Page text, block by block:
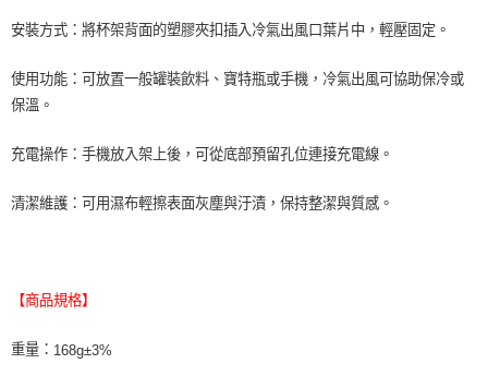
安裝方式：將杯架背面的塑膠夾扣插入冷氣出風口葉片中，輕壓固定。
使用功能：可放置一般罐裝飲料、寶特瓶或手機，冷氣出風可協助保冷或
保溫。
充電操作：手機放入架上後，可從底部預留孔位連接充電線。
清潔維護：可用濕布輕擦表面灰塵與汙漬，保持整潔與質感。
【商品規格】
重量： 168g±3%